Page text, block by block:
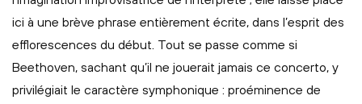
ici à une brève phrase entièrement écrite, dans l’esprit des
efflorescences du début. Tout se passe comme si
Beethoven, sachant qu’il ne jouerait jamais ce concerto, y
privilégiait le caractère symphonique : proéminence de